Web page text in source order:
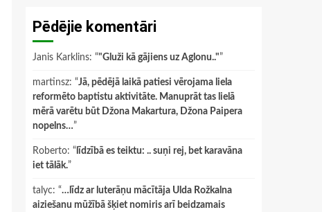
Pēdējie komentāri
Janis Karklins: “"Gluži kā gājiens uz Aglonu.."”
martinsz: “Jā, pēdējā laikā patiesi vērojama liela
reformēto baptistu aktivitāte. Manuprāt tas lielā
mērā varētu būt Džona Makartura, Džona Paipera
nopelns…”
Roberto: “ līdzībā es teiktu: .. suņi rej, bet karavāna
iet tālāk.”
talyc: “…līdz ar luterāņu mācītāja Ulda Rožkalna
aiziešanu mūžībā šķiet nomiris arī beidzamais